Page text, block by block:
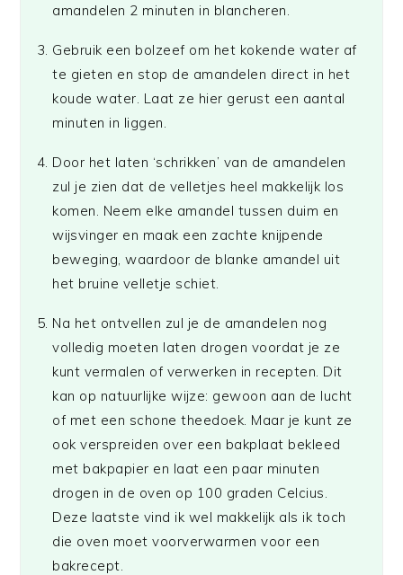
amandelen 2 minuten in blancheren.
Gebruik een bolzeef om het kokende water af
te gieten en stop de amandelen direct in het
koude water. Laat ze hier gerust een aantal
minuten in liggen.
Door het laten ‘schrikken’ van de amandelen
zul je zien dat de velletjes heel makkelijk los
komen. Neem elke amandel tussen duim en
wijsvinger en maak een zachte knijpende
beweging, waardoor de blanke amandel uit
het bruine velletje schiet.
Na het ontvellen zul je de amandelen nog
volledig moeten laten drogen voordat je ze
kunt vermalen of verwerken in recepten. Dit
kan op natuurlijke wijze: gewoon aan de lucht
of met een schone theedoek. Maar je kunt ze
ook verspreiden over een bakplaat bekleed
met bakpapier en laat een paar minuten
drogen in de oven op 100 graden Celcius.
Deze laatste vind ik wel makkelijk als ik toch
die oven moet voorverwarmen voor een
bakrecept.